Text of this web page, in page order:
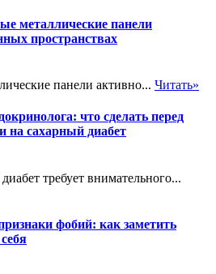
металлические панели
пространствах
панели активно... Читать»
что сделать перед
на сахарный диабет
требует внимательного...
фобий: как заметить